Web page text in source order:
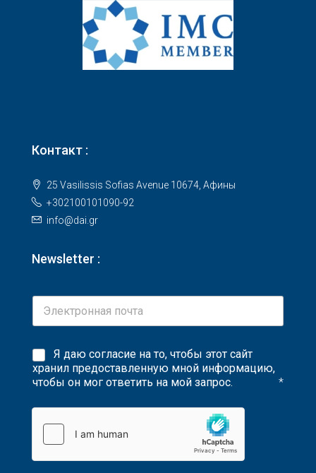
Контакт :
25 Vasilissis Sofias Avenue 10674, Афины
+302100101090-92
info@dai.gr
Newsletter :
Я даю согласие на то, чтобы этот сайт
хранил предоставленную мной информацию,
чтобы он мог ответить на мой запрос.
*